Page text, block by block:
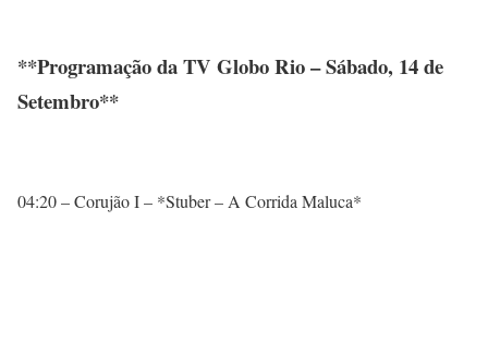
**Programação da TV Globo Rio – Sábado, 14 de
Setembro**
04:20 – Corujão I – *Stuber – A Corrida Maluca*